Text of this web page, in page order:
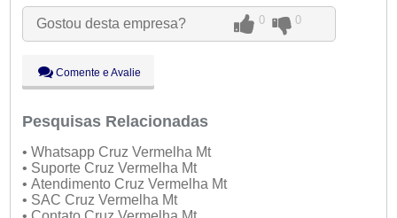
Ter:
09:00 - 18:00
Qua:
09:00 - 18:00●Abre ás 09:00
Sex:
09:00 - 18:00
Sáb:
Fechado
Dom:
Fechado
Gostou desta empresa? 0 0
Comente e Avalie
Pesquisas Relacionadas
• Whatsapp Cruz Vermelha Mt
• Suporte Cruz Vermelha Mt
• Atendimento Cruz Vermelha Mt
• SAC Cruz Vermelha Mt